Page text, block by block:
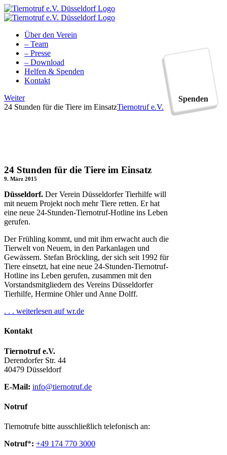
Zum
Inhalt
Über den Verein
– Team
– Presse
– Download
Helfen & Spenden
Kontakt
Facebook
YouTube
Instagram
Tiktok
Weiter
24 Stunden für die Tiere im EinsatzTiernotruf e.V.
24 Stunden für die Tiere im Einsatz
9. März 2015
Düsseldorf. Der Verein Düsseldorfer Tierhilfe will
mit neuem Projekt noch mehr Tiere retten. Er hat
eine neue 24-Stunden-Tiernotruf-Hotline ins Leben
gerufen.
Der Frühling kommt, und mit ihm erwacht auch die
Tierwelt von Neuem, in den Parkanlagen und
Gewässern. Stefan Bröckling, der sich seit 1992 für
Tiere einsetzt, hat eine neue 24-Stunden-Tiernotruf-
Hotline ins Leben gerufen, zusammen mit den
Vorstandsmitgliedern des Vereins Düsseldorfer
Tierhilfe, Hermine Ohler und Anne Dolff.
. . . weiterlesen auf wr.de
Kontakt
Tiernotruf e.V.
Derendorfer Str. 44
40479 Düsseldorf
E-Mail: info@tiernotruf.de
Notruf
Tiernotrufe bitte ausschließlich telefonisch an:
Notruf*: +49 174 770 3000
Spenden